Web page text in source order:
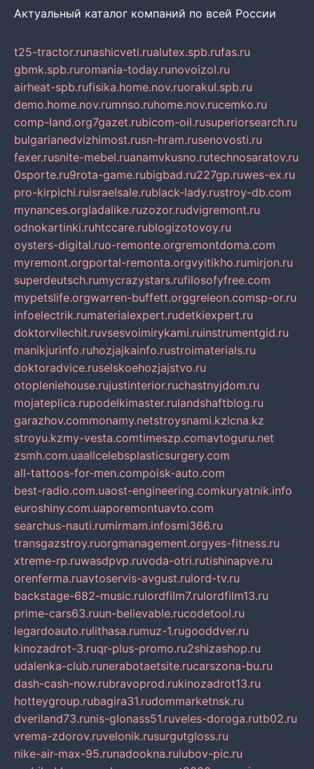
Актуальный каталог компаний по всей России
t25-tractor.runashicveti.rualutex.spb.rufas.ru
gbmk.spb.ruromania-today.runovoizol.ru
airheat-spb.rufisika.home.nov.ruorakul.spb.ru
demo.home.nov.rumnso.ruhome.nov.rucemko.ru
comp-land.org7gazet.rubicom-oil.rusuperiorsearch.ru
bulgarianedvizhimost.rusn-hram.rusenovosti.ru
fexer.rusnite-mebel.ruanamvkusno.rutechnosaratov.ru
0sporte.ru9rota-game.rubigbad.ru227gp.ruwes-ex.ru
pro-kirpichi.ruisraelsale.rublack-lady.rustroy-db.com
mynances.orgladalike.ruzozor.rudvigremont.ru
odnokartinki.ruhtccare.rublogizotovoy.ru
oysters-digital.ruo-remonte.orgremontdoma.com
myremont.orgportal-remonta.orgvyitikho.rumirjon.ru
superdeutsch.rumycrazystars.rufilosofyfree.com
mypetslife.orgwarren-buffett.orggreleon.comsp-or.ru
infoelectrik.rumaterialexpert.rudetkiexpert.ru
doktorvilechit.ruvsesvoimirykami.ruinstrumentgid.ru
manikjurinfo.ruhozjajkainfo.rustroimaterials.ru
doktoradvice.ruselskoehozjajstvo.ru
otopleniehouse.rujustinterior.ruchastnyjdom.ru
mojateplica.rupodelkimaster.rulandshaftblog.ru
garazhov.commonamy.netstroysnami.kzlcna.kz
stroyu.kzmy-vesta.comtimeszp.comavtoguru.net
zsmh.com.uaallcelebsplasticsurgery.com
all-tattoos-for-men.compoisk-auto.com
best-radio.com.uaost-engineering.comkuryatnik.info
euroshiny.com.uaporemontuavto.com
searchus-nauti.rumirmam.infosmi366.ru
transgazstroy.ruorgmanagement.orgyes-fitness.ru
xtreme-rp.ruwasdpvp.ruvoda-otri.rutishinapve.ru
orenferma.ruavtoservis-avgust.rulord-tv.ru
backstage-682-music.rulordfilm7.rulordfilm13.ru
prime-cars63.ruun-believable.rucodetool.ru
legardoauto.rulithasa.rumuz-1.rugooddver.ru
kinozadrot-3.ruqr-plus-promo.ru2shizashop.ru
udalenka-club.runerabotaetsite.rucarszona-bu.ru
dash-cash-now.rubravoprod.rukinozadrot13.ru
hotteygroup.rubagira31.rudommarketnsk.ru
dveriland73.runis-glonass51.ruveles-doroga.rutb02.ru
vrema-zdorov.ruvelonik.rusurgutgloss.ru
nike-air-max-95.runadookna.rulubov-pic.ru